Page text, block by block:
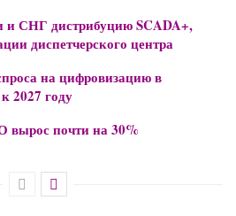
и СНГ дистрибуцию SCADA+,
диспетчерского центра
на цифровизацию в
2027 году
вырос почти на 30%